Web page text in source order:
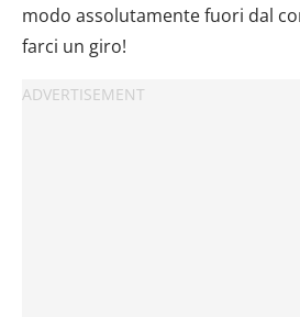
modo assolutamente fuori dal
farci un giro!